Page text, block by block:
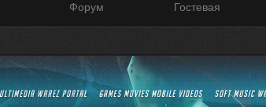
Форум Гостевая